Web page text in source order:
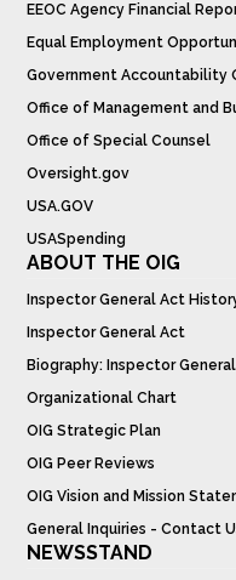
EEOC Agency Financial
Equal Employment
Government Accountability
Office of Management and
Office of Special Counsel
Oversight.gov
USA.GOV
USASpending
ABOUT THE OIG
Inspector General Act
Inspector General Act
Biography: Inspector
Organizational Chart
OIG Strategic Plan
OIG Peer Reviews
OIG Vision and Mission
General Inquiries - Contact
NEWSSTAND